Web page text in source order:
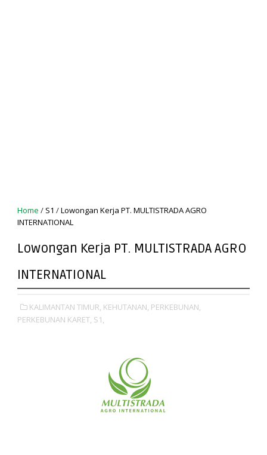
Home / S1 /Lowongan Kerja PT. MULTISTRADA AGRO
INTERNATIONAL
Lowongan Kerja PT. MULTISTRADA AGRO
INTERNATIONAL
KALIMANTAN TIMUR, KEHUTANAN, PERKEBUNAN,
PERKEBUNAN KARET, S1,